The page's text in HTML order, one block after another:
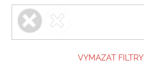
VYMAZAT FILTRY